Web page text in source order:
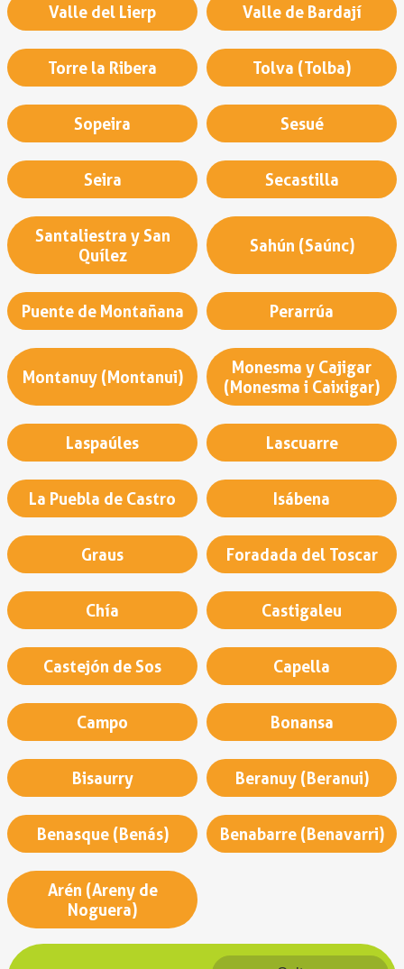
Valle del Lierp Valle de Bardají
Torre la Ribera Tolva (Tolba)
Sopeira Sesué
Seira Secastilla
Santaliestra y San
Quílez
Sahún (Saúnc)
Puente de Montañana Perarrúa
Montanuy (Montanui)
Monesma y Cajigar
(Monesma i Caixigar)
Laspaúles Lascuarre
La Puebla de Castro Isábena
Graus Foradada del Toscar
Chía Castigaleu
Castejón de Sos Capella
Campo Bonansa
Bisaurry Beranuy (Beranui)
Benasque (Benás) Benabarre (Benavarri)
Arén (Areny de
Noguera)